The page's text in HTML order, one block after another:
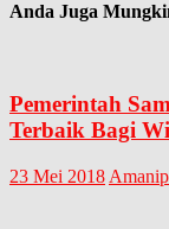
Anda Juga
Pemerintah
Terbaik Bagi
23 Mei 2018